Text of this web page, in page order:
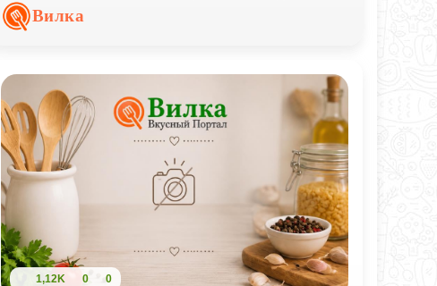
насыщенный ароматный бульон.
Вилка
1,12K 0 0